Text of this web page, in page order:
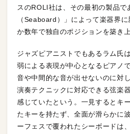
スのROLI社は、その最初の製品で
（Seaboard）」によって楽器界
か数年で独自のポジションを築き上
ジャズピアニストでもあるラム氏
弱による表現が中心となるピアノ
音や中間的な音が出せないのに対
演奏テクニックに対応できる弦楽
感じていたという。一見するとキ
たキーを持たず、全面が滑らかに
ーフェスで覆われたシーボードは